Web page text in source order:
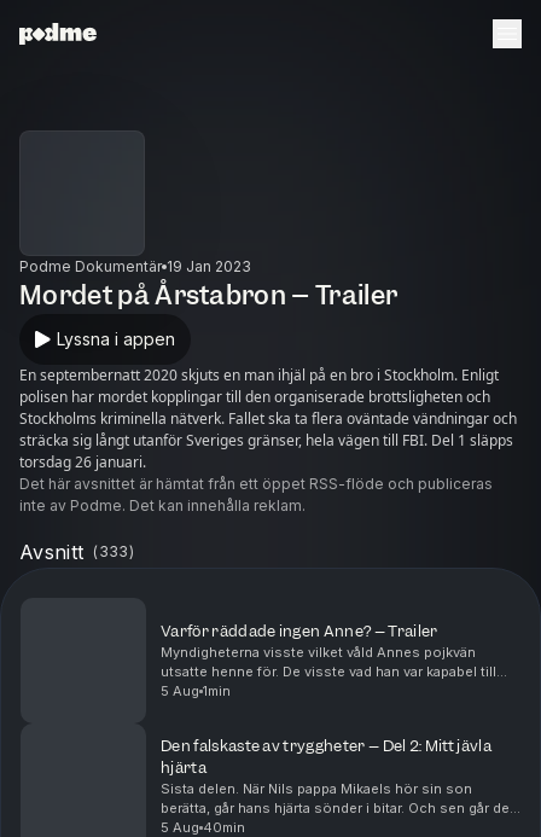
Podme Dokumentär 19 Jan 2023
Mordet på Årstabron – Trailer
Lyssna i appen
En septembernatt 2020 skjuts en man ihjäl på en bro i Stockholm. Enligt
polisen har mordet kopplingar till den organiserade brottsligheten och
Stockholms kriminella nätverk. Fallet ska ta flera oväntade vändningar och
sträcka sig långt utanför Sveriges gränser, hela vägen till FBI. Del 1 släpps
torsdag 26 januari.
Det här avsnittet är hämtat från ett öppet RSS-flöde och publiceras
inte av Podme. Det kan innehålla reklam.
Avsnitt (333)
Varför räddade ingen Anne? – Trailer
Myndigheterna visste vilket våld Annes pojkvän
utsatte henne för. De visste vad han var kapabel till
och de visste om hennes och anhörigas rädsla. Men
5 Aug 1min
Den falskaste av tryggheter – Del 2: Mitt jävla
hjärta
Sista delen. När Nils pappa Mikaels hör sin son
berätta, går hans hjärta sönder i bitar. Och sen går det
fort. Polisen hittar totalt nio pojkar som Nils förra
5 Aug 40min